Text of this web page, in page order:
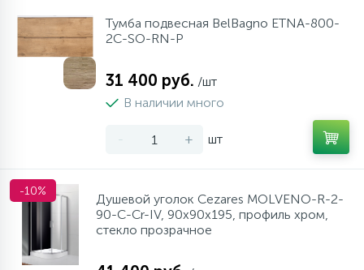
Тумба подвесная BelBagno ETNA-800-
2C-SO-RN-P
31 400 руб. /шт
В наличии много
- + шт
-10%
Душевой уголок Cezares MOLVENO-R-2-
90-C-Cr-IV, 90х90х195, профиль хром,
стекло прозрачное